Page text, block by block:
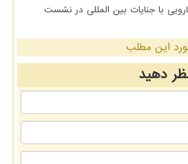
با جنایات بین المللی در نشست
این مطلب
دهید